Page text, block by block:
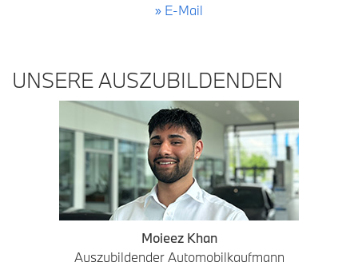
» E-Mail
UNSERE AUSZUBILDENDEN
Moieez Khan
Auszubildender Automobilkaufmann